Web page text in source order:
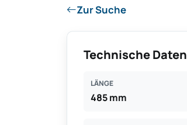
Zur Suche
Technische Daten
LÄNGE
485 mm